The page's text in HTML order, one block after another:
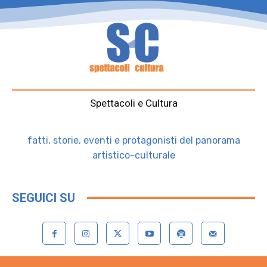
Spettacoli e Cultura
fatti, storie, eventi e protagonisti del panorama
artistico-culturale
SEGUICI SU